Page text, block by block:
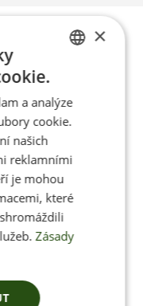
s
Pančocha
ENGLISH
×
a analýze
cookie.
našich
reklamními
je mohou
které
Zásady